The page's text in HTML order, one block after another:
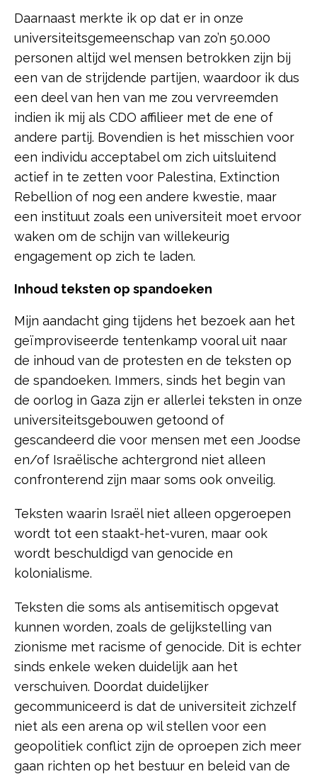
Daarnaast merkte ik op dat er in onze
universiteitsgemeenschap van zo’n 50.000
personen altijd wel mensen betrokken zijn bij
een van de strijdende partijen, waardoor ik dus
een deel van hen van me zou vervreemden
indien ik mij als CDO affilieer met de ene of
andere partij. Bovendien is het misschien voor
een individu acceptabel om zich uitsluitend
actief in te zetten voor Palestina, Extinction
Rebellion of nog een andere kwestie, maar
een instituut zoals een universiteit moet ervoor
waken om de schijn van willekeurig
engagement op zich te laden.
Inhoud teksten op spandoeken
Mijn aandacht ging tijdens het bezoek aan het
geïmproviseerde tentenkamp vooral uit naar
de inhoud van de protesten en de teksten op
de spandoeken. Immers, sinds het begin van
de oorlog in Gaza zijn er allerlei teksten in onze
universiteitsgebouwen getoond of
gescandeerd die voor mensen met een Joodse
en/of Israëlische achtergrond niet alleen
confronterend zijn maar soms ook onveilig.
Teksten waarin Israël niet alleen opgeroepen
wordt tot een staakt-het-vuren, maar ook
wordt beschuldigd van genocide en
kolonialisme.
Teksten die soms als antisemitisch opgevat
kunnen worden, zoals de gelijkstelling van
zionisme met racisme of genocide. Dit is echter
sinds enkele weken duidelijk aan het
verschuiven. Doordat duidelijker
gecommuniceerd is dat de universiteit zichzelf
niet als een arena op wil stellen voor een
geopolitiek conflict zijn de oproepen zich meer
gaan richten op het bestuur en beleid van de